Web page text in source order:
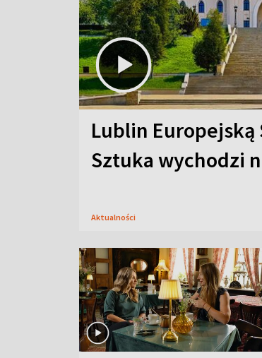
Lublin Europejską
Sztuka wychodzi
Aktualności